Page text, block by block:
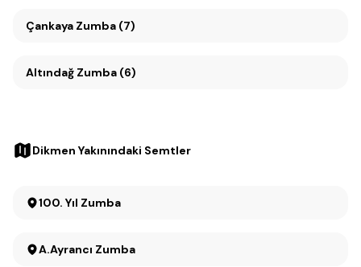
Çankaya Zumba (7)
Altındağ Zumba (6)
Dikmen Yakınındaki Semtler
100. Yıl Zumba
A.Ayrancı Zumba